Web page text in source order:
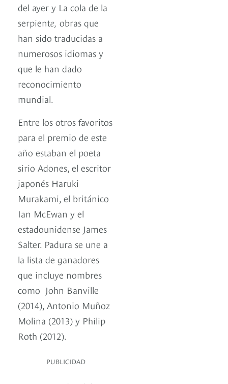
del ayer y La cola de la
serpiente, obras que
han sido traducidas a
numerosos idiomas y
que le han dado
reconocimiento
mundial.
Entre los otros favoritos
para el premio de este
año estaban el poeta
sirio Adones, el escritor
japonés Haruki
Murakami, el británico
Ian McEwan y el
estadounidense James
Salter. Padura se une a
la lista de ganadores
que incluye nombres
como John Banville
(2014), Antonio Muñoz
Molina (2013) y Philip
Roth (2012).
PUBLICIDAD